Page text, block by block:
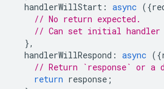
handlerWillStart : async ({
// No return expected.
// Can set initial handler
},
handlerWillRespond : async ({
// Return `response` or a
return response ;